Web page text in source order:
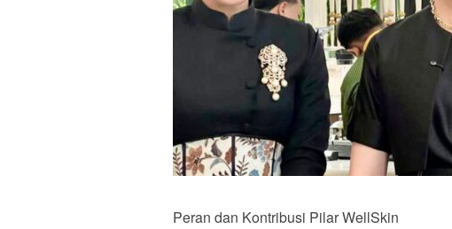
Peran dan Kontribusi Pilar WellSkin